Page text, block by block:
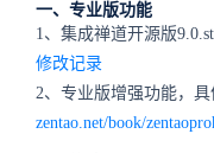
一、专业版功能
1、集成禅道开源版
修改记录
2、专业版增强功能，
zentao.net/book/